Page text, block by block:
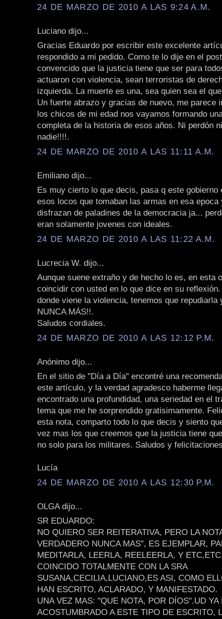
24 DE MARZO DE 2010 A LAS 9:24 A.M.
Luciano dijo...
Gracias Eduardo por escribir este excelente
respondido a mi pedido. Como te lo dije en el
convencido que la justicia tiene que ser para
actuaron con violencia, sean terroristas de
izquierda. La muerte es una, sea quien sea el
Un fuerte abrazo y gracias de nuevo, me parece
los chicos de mi edad nos vayamos formando
completa de la historia de esos años. Ni perdón
nadie!!!!.
24 DE MARZO DE 2010 A LAS 11:11 A.M.
Emiliano dijo...
Es muy cierto lo que decis, pasa q este gobierno
esos locos que tomaban las armas en esa epoca
disfrazan de paladines de la democracia ja...
eran solamente jovenes con ideales.
24 DE MARZO DE 2010 A LAS 11:22 A.M.
Lucrecia W. dijo...
Aunque suene extraño y de hecho lo es, en esta
coincidir con usted en lo que dice en su
donde viene la violencia, tenemos que repudiarla
NUNCA MÁS!!.
Saludos cordiales.
24 DE MARZO DE 2010 A LAS 12:12 P.M.
Anónimo dijo...
En el sitio de "Día a Día" encontré una
este artículo, y la verdad agradesco haberme
encontrado una profundidad, una seriedad en el
tema que me he sorprendido gratisimamente.
esta nota, comparto todo lo que decis y siento
vez mas los que creemos que la justicia tiene
no solo para los militares. Saludos y
Lucía
24 DE MARZO DE 2010 A LAS 12:30 P.M.
OLGA dijo...
SR EDUARDO:
NO QUIERO SER REITERATIVA, PERO LA
VERDADERO NUNCA MAS", ES EJEMPLAR,
MEDITARLA, LEERLA, REELEERLA, Y
COINCIDO TOTALMENTE CON LA SRA
SUSANA,CECILIA,LUCIANO,ES ASI, COMO
HAN ESCRITO, ACLARADO, Y MANIFESTADO.
UNA VEZ MAS: "QUE NOTA, POR DÍOS".UD YA
ACOSTUMBRADO A ESTE TIPO DE ESCRITO,